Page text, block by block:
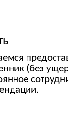
(без